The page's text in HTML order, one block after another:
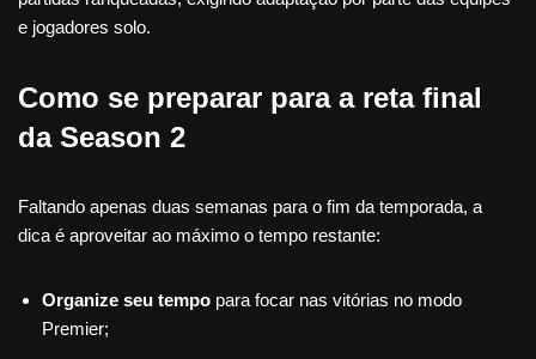
e jogadores solo.
Como se preparar para a reta final
da Season 2
Faltando apenas duas semanas para o fim da temporada, a
dica é aproveitar ao máximo o tempo restante:
Organize seu tempo para focar nas vitórias no modo
Premier;